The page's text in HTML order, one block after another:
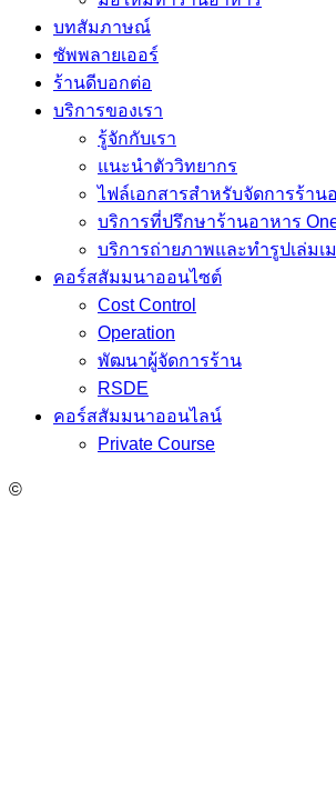
บทสัมภาษณ์
ซัพพลายเออร์
ร้านดีบอกต่อ
บริการของเรา
รู้จักกับเรา
แนะนำตัววิทยากร
ไฟล์เอกสารสำหรับจัดการร้าน
บริการที่ปรึกษาร้านอาหาร
บริการถ่ายภาพและทำรูปเล่มเ
คอร์สสัมมนาออนไซต์
Cost Control
Operation
พัฒนาผู้จัดการร้าน
RSDE
คอร์สสัมมนาออนไลน์
Private Course
©